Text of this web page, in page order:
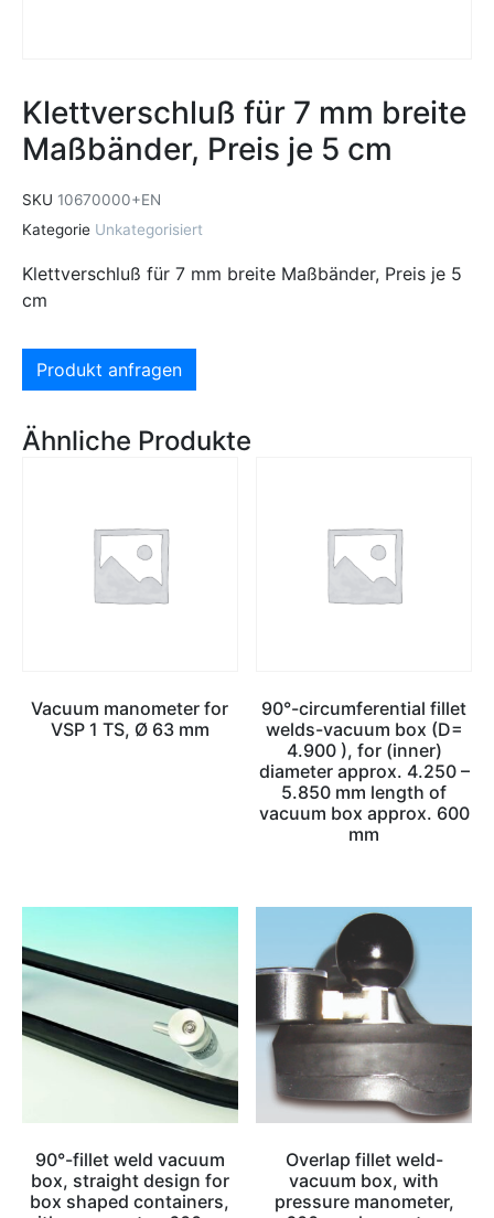
Klettverschluß für 7 mm breite
Maßbänder, Preis je 5 cm
SKU 10670000+EN
Kategorie Unkategorisiert
Klettverschluß für 7 mm breite Maßbänder, Preis je 5
cm
Produkt anfragen
Ähnliche Produkte
Vacuum manometer for
VSP 1 TS, Ø 63 mm
90°-circumferential fillet
welds-vacuum box (D=
4.900 ), for (inner)
diameter approx. 4.250 –
5.850 mm length of
vacuum box approx. 600
mm
90°-fillet weld vacuum
box, straight design for
box shaped containers,
Overlap fillet weld-
vacuum box, with
pressure manometer,